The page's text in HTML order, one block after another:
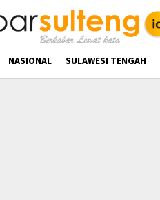
NASIONAL SULAWESI TENGAH